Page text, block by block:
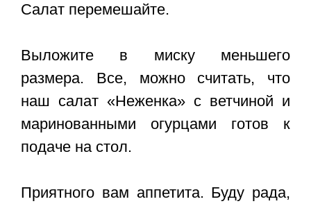
Салат перемешайте.
Выложите в миску меньшего
размера. Все, можно считать, что
наш салат «Неженка» с ветчиной и
маринованными огурцами готов к
подаче на стол.
Приятного вам аппетита. Буду рада,